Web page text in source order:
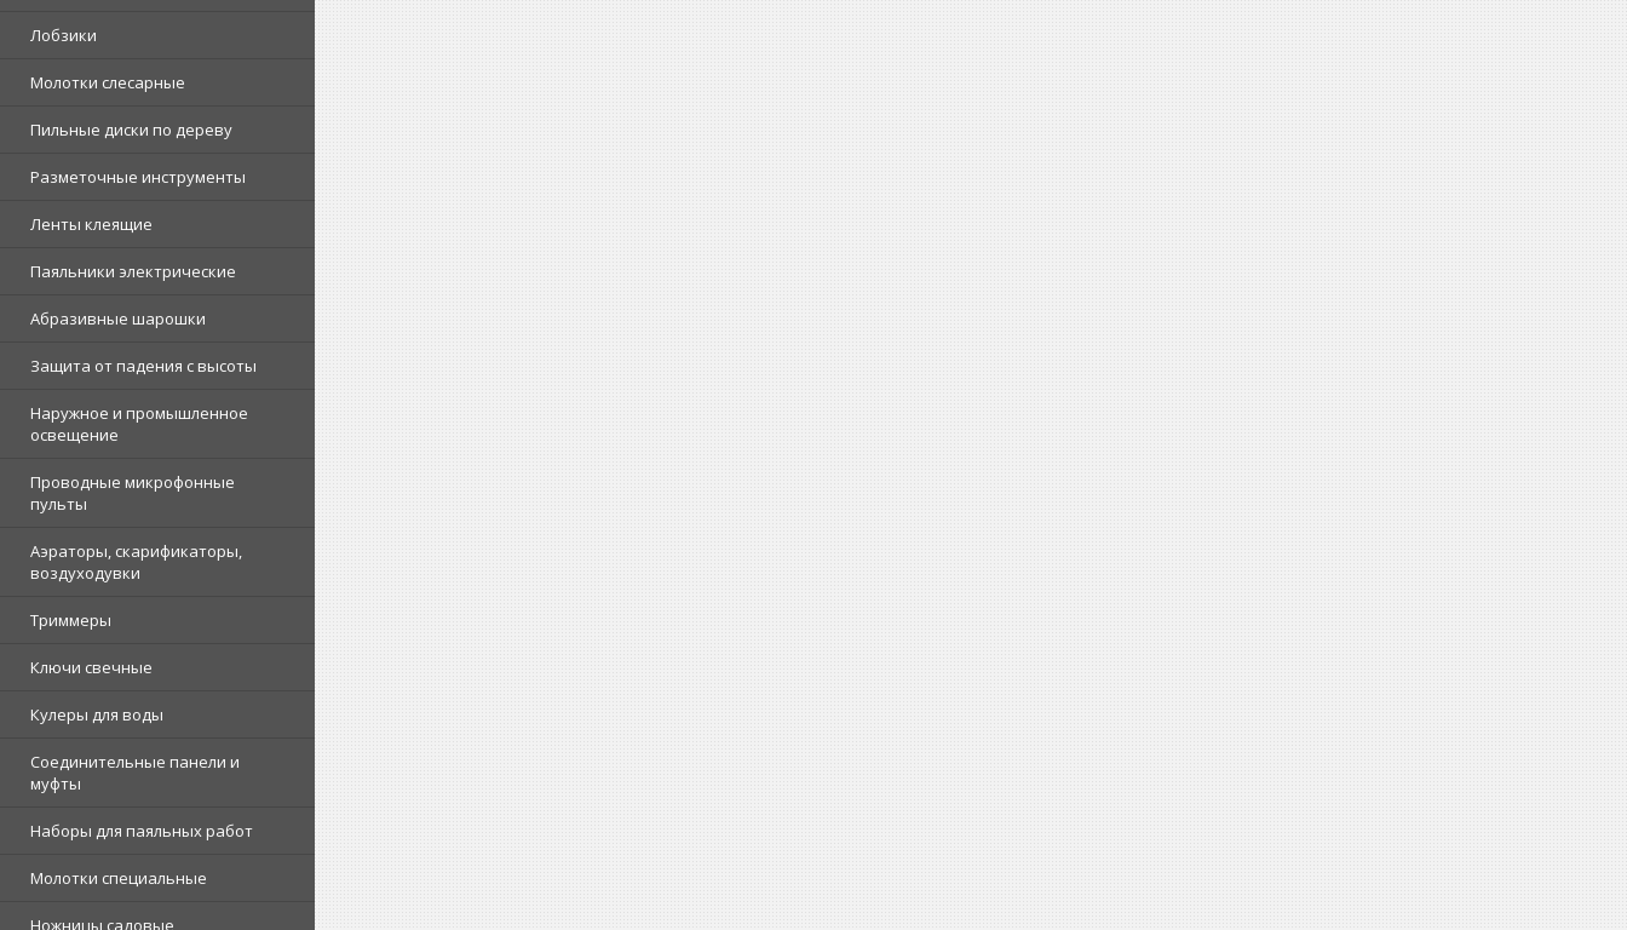
Лобзики
Молотки слесарные
Пильные диски по дереву
Разметочные инструменты
Ленты клеящие
Паяльники электрические
Абразивные шарошки
Защита от падения с высоты
Наружное и промышленное
освещение
Проводные микрофонные
пульты
Аэраторы, скарификаторы,
воздуходувки
Триммеры
Ключи свечные
Кулеры для воды
Соединительные панели и
муфты
Наборы для паяльных работ
Молотки специальные
Ножницы садовые